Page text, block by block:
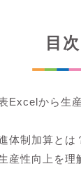
目次
Excelから生
体制加算とは
産性向上を理